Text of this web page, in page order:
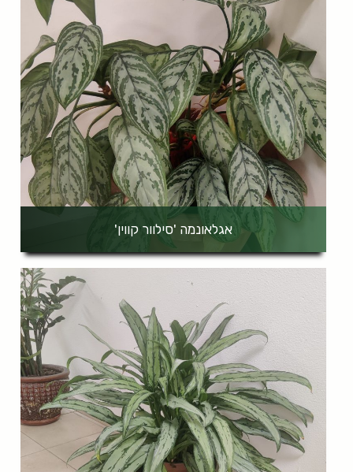
אגלאונמה 'סילוור קווין'